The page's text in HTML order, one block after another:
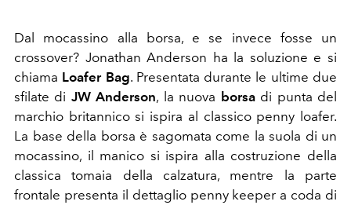
Dal mocassino alla borsa, e se invece fosse un
crossover? Jonathan Anderson ha la soluzione e si
chiama Loafer Bag. Presentata durante le ultime due
sfilate di JW Anderson, la nuova borsadi punta del
marchio britannico si ispira al classico penny loafer.
La base della borsa è sagomata come la suola di un
mocassino, il manico si ispira alla costruzione della
classica tomaia della calzatura, mentre la parte
frontale presenta il dettaglio penny keeper a coda di